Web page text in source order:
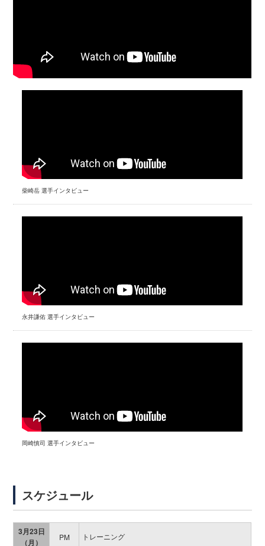
柴崎岳 選手インタビュー
永井謙佑 選手インタビュー
岡崎慎司 選手インタビュー
スケジュール
3月23日
（月）
PM トレーニング